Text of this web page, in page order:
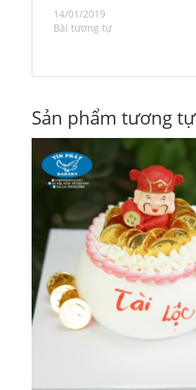
14/01/2019
Bài tương tự
Sản phẩm tương tự